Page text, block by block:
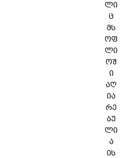
ლი
ც
მს
ოფ
ლი
ოშ
ი
აღ
ია
რე
ბუ
ლი
ა
ის